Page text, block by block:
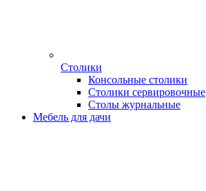
Столики
Консольные столики
Столики сервировочные
Столы журнальные
Мебель для дачи